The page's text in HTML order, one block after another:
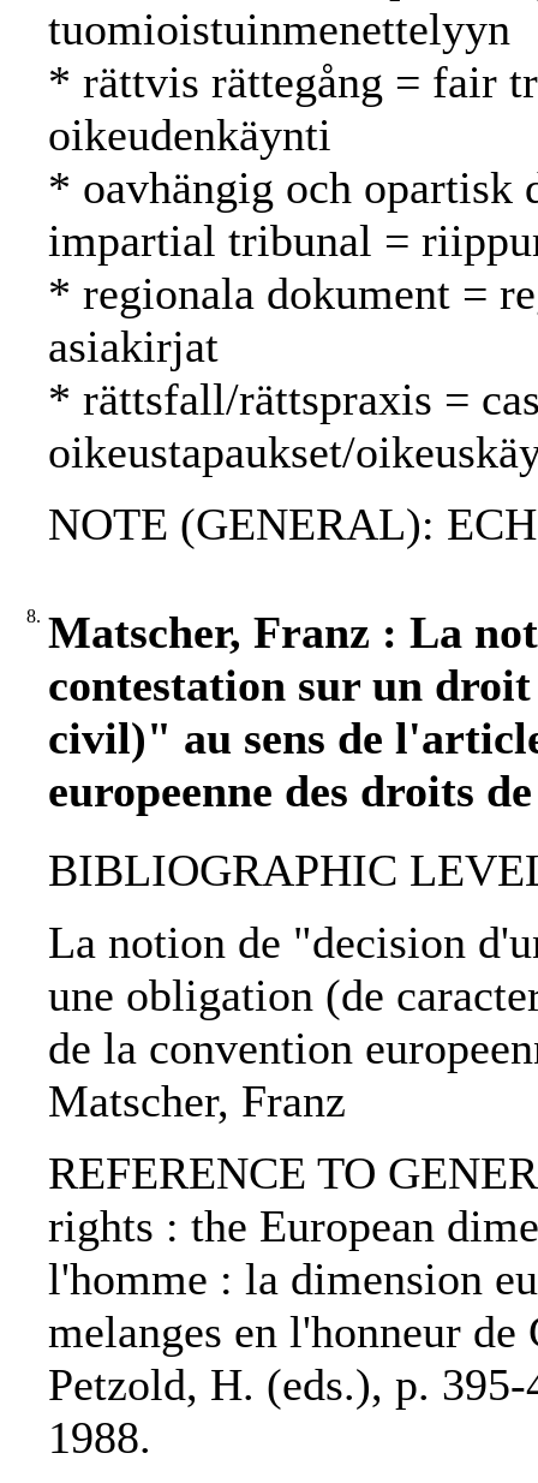
tuomioistuinmenettelyyn
* rättvis rättegång = fair
oikeudenkäynti
* oavhängig och opartisk
impartial tribunal =
* regionala dokument =
asiakirjat
* rättsfall/rättspraxis =
oikeustapaukset/
NOTE (GENERAL):
8. Matscher, Franz : La
contestation sur un
civil)" au sens de
europeenne des droits
BIBLIOGRAPHIC
La notion de "decision
une obligation (de
de la convention
Matscher, Franz
REFERENCE TO
rights : the European
l'homme : la dimension
melanges en l'honneur
Petzold, H. (eds.), p.
1988.